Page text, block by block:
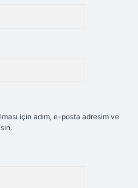
için adım, e-posta adresim ve